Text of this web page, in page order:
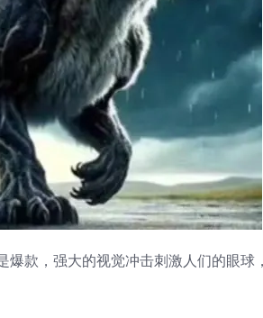
款，强大的视觉冲击刺激人们的眼球